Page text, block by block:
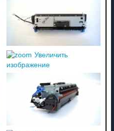
Увеличить
изображение